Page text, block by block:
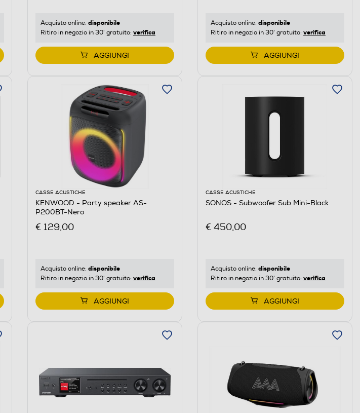
Acquisto online: disponibile
Ritiro in negozio in 30' gratuito: verifica
AGGIUNGI
Acquisto online: disponibile
Ritiro in negozio in 30' gratuito: verifica
AGGIUNGI
CASSE ACUSTICHE
KENWOOD - Party speaker AS-
P200BT-Nero
€ 129,00
Acquisto online: disponibile
Ritiro in negozio in 30' gratuito: verifica
AGGIUNGI
CASSE ACUSTICHE
SONOS - Subwoofer Sub Mini-Black
€ 450,00
Acquisto online: disponibile
Ritiro in negozio in 30' gratuito: verifica
AGGIUNGI